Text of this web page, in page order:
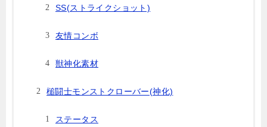
SS(ストライクショット)
友情コンボ
獣神化素材
槌闘士モンストクローバー(神化)
ステータス